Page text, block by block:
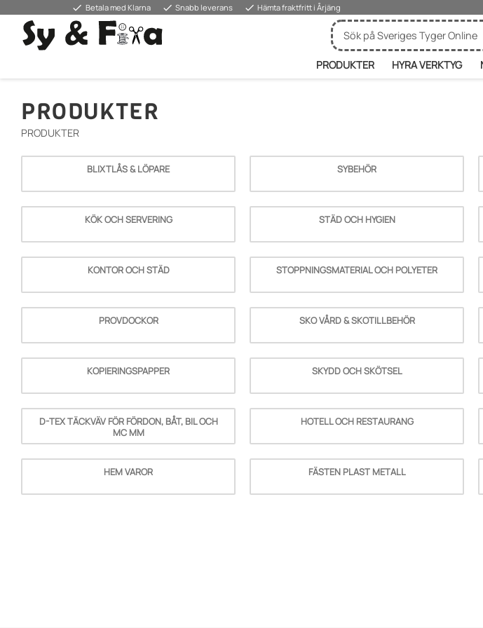
done Betala med Klarna done Snabb leverans done Hämta fraktfritt i Årjäng
PRODUKTER HYRA VERKTYG
PRODUKTER
PRODUKTER
BLIXTLÅS & LÖPARE SYBEHÖR
KÖK OCH SERVERING STÄD OCH HYGIEN
KONTOR OCH STÄD STOPPNINGSMATERIAL OCH POLYETER
PROVDOCKOR SKO VÅRD & SKOTILLBEHÖR
KOPIERINGSPAPPER SKYDD OCH SKÖTSEL
D-TEX TÄCKVÄV FÖR FÖRDON, BÅT, BIL OCH
MC MM
HOTELL OCH RESTAURANG
HEM VAROR FÄSTEN PLAST METALL